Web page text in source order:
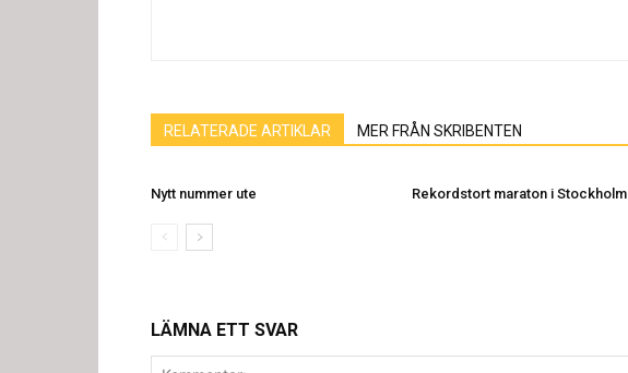
RELATERADE ARTIKLAR MER FRÅN SKRIBENTEN
Nytt nummer ute Rekordstort maraton i Stockholm
LÄMNA ETT SVAR